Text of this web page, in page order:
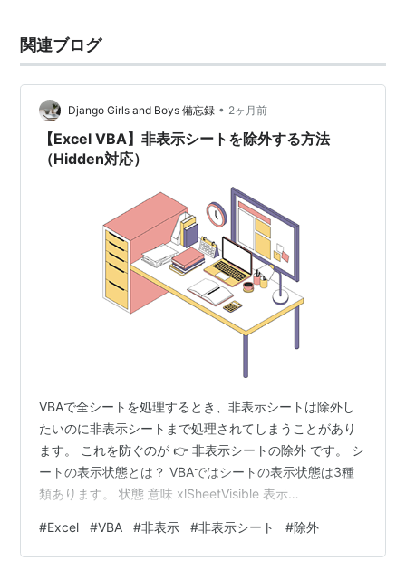
関連ブログ
Django Girls and Boys 備忘録 • 2ヶ月前
【Excel VBA】非表示シートを除外する方法
（Hidden対応）
VBAで全シートを処理するとき、非表示シートは除外し
たいのに非表示シートまで処理されてしまうことがあり
ます。 これを防ぐのが 👉 非表示シートの除外 です。 シ
ートの表示状態とは？ VBAではシートの表示状態は3種
類あります。 状態 意味 xlSheetVisible 表示
方法①：Visibleで判定（基本） Sub
ExcludeHiddenSheets() Dim ws As Worksheet For Each
#Excel #VBA #非表示 #非表示シート #除外